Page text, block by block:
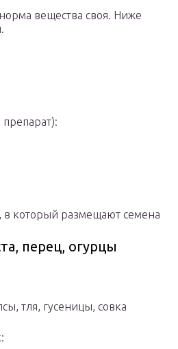
вещества своя. Ниже
в который размещают семена
перец, огурцы
тля, гусеницы, совка